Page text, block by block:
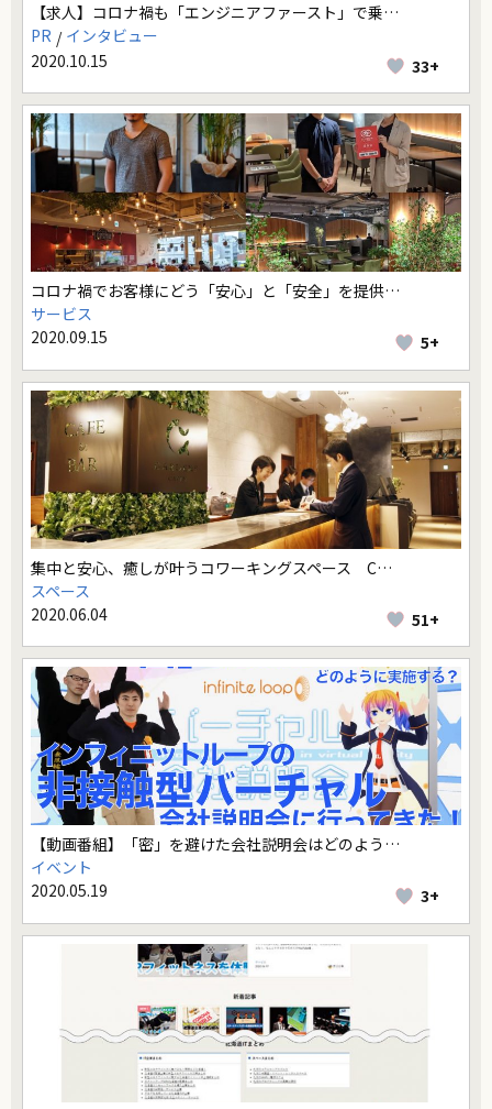
【求人】コロナ禍も「エンジニアファースト」で乗…
PR
インタビュー
2020.10.15
33+
コロナ禍でお客様にどう「安心」と「安全」を提供…
サービス
2020.09.15
5+
集中と安心、癒しが叶うコワーキングスペース C…
スペース
2020.06.04
51+
【動画番組】「密」を避けた会社説明会はどのよう…
イベント
2020.05.19
3+